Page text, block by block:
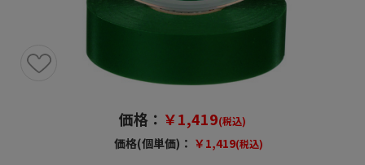
価格： ￥1,419(税込)
価格(個単価)： ￥1,419(税込)